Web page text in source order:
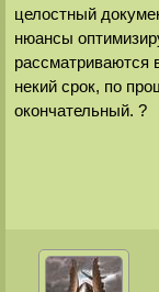
целостный
нюансы
рассматриваются
некий срок, по
окончательный. ?